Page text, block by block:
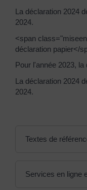
La déclaration 2024
2024.
<span
déclaration papier</
Pour l'année 2023,
La déclaration 2024
2024.
Textes de
Services en ligne